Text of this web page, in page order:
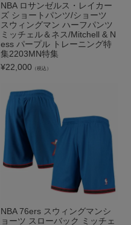
NBA ロサンゼルス・レイカー
ズ ショートパンツ/ショーツ
スウィングマン ハーフパンツ
ミッチェル＆ネス/Mitchell & N
ess パープル トレーニング特
集2203MN特集
¥22,000 （税込）
NBA 76ers スウィングマンシ
ョーツ スローバック ミッチェ